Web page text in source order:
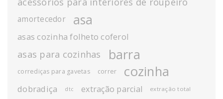
amortecedor asa
asas cozinha folheto coferol
asas para cozinhas barra
corrediças para gavetas correr cozinha
dobradiça dtc extração parcial extração total